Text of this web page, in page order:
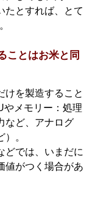
たとすれば、とて
ことはお米と同
けを製造すること
やメモリー：処理
など、アナログ
。
どでは、いまだに
値がつく場合があ